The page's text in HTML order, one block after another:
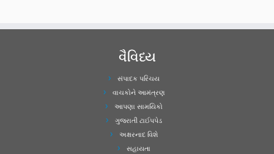
વૈવિધ્ય
સંપાદક પરિચય
વાચકોને આમંત્રણ
આપણા સામયિકો
ગુજરાતી ટાઈપપેડ
અક્ષરનાદ વિશે
સહાયતા